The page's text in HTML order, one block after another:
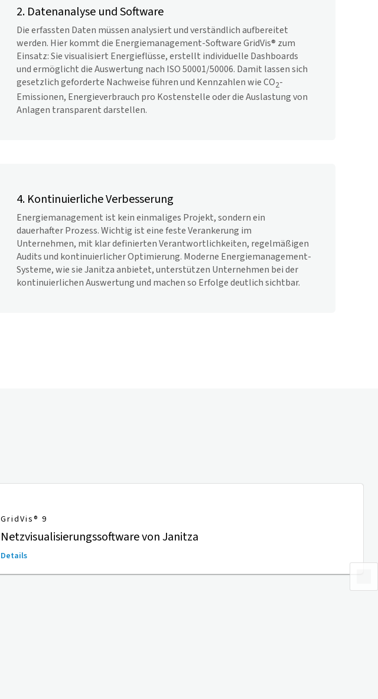
2. Datenanalyse und Software
Die erfassten Daten müssen analysiert und verständlich aufbereitet
werden. Hier kommt die Energiemanagement-SoftwareGridVis® zum
Einsatz: Sie visualisiert Energieflüsse, erstellt individuelle Dashboards
und ermöglicht die Auswertung nach ISO 50001/50006. Damit lassen sich
gesetzlich geforderte Nachweise führen und Kennzahlen wie CO2-
Emissionen, Energieverbrauch pro Kostenstelle oder die Auslastung von
Anlagen transparent darstellen.
4. Kontinuierliche Verbesserung
Energiemanagement ist kein einmaliges Projekt, sondern ein
dauerhafter Prozess. Wichtig ist eine feste Verankerung im
Unternehmen, mit klar definierten Verantwortlichkeiten, regelmäßigen
Audits und kontinuierlicher Optimierung. Moderne Energiemanagement-
Systeme, wie sie Janitza anbietet, unterstützen Unternehmen bei der
kontinuierlichen Auswertung und machen so Erfolge deutlich sichtbar.
GridVis® 9
Netzvisualisierungssoftware von Janitza
Details